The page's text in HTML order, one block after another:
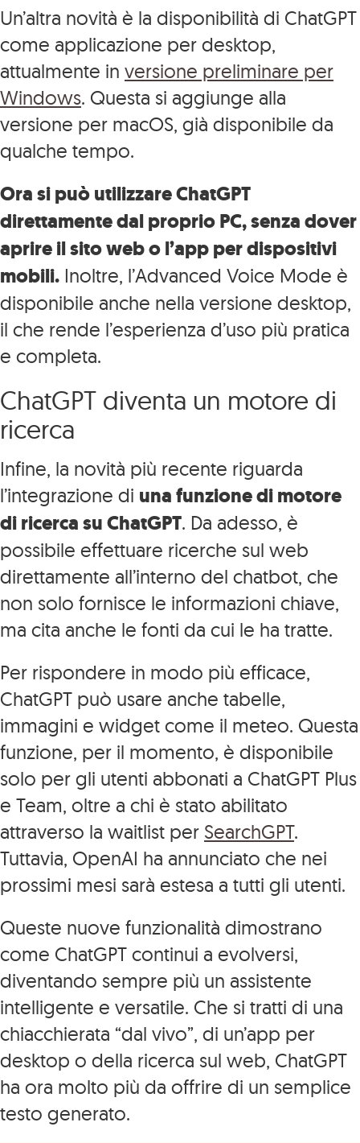
Un’altra novità è la disponibilità di ChatGPT
come applicazione per desktop,
attualmente in versione preliminare per
Windows. Questa si aggiunge alla
versione per macOS, già disponibile da
qualche tempo.
Ora si può utilizzare ChatGPT
direttamente dal proprio PC, senza dover
aprire il sito web o l’app per dispositivi
mobili. Inoltre, l’Advanced Voice Mode è
disponibile anche nella versione desktop,
il che rende l’esperienza d’uso più pratica
e completa.
ChatGPT diventa un motore di
ricerca
Infine, la novità più recente riguarda
l’integrazione di una funzione di motore
di ricerca su ChatGPT. Da adesso, è
possibile effettuare ricerche sul web
direttamente all’interno del chatbot, che
non solo fornisce le informazioni chiave,
ma cita anche le fonti da cui le ha tratte.
Per rispondere in modo più efficace,
ChatGPT può usare anche tabelle,
immagini e widget come il meteo. Questa
funzione, per il momento, è disponibile
solo per gli utenti abbonati a ChatGPT Plus
e Team, oltre a chi è stato abilitato
attraverso la waitlist per SearchGPT.
Tuttavia, OpenAI ha annunciato che nei
prossimi mesi sarà estesa a tutti gli utenti.
Queste nuove funzionalità dimostrano
come ChatGPT continui a evolversi,
diventando sempre più un assistente
intelligente e versatile. Che si tratti di una
chiacchierata “dal vivo”, di un’app per
desktop o della ricerca sul web, ChatGPT
ha ora molto più da offrire di un semplice
testo generato.